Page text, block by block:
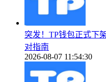
突发！TP钱包正式下
对指南
2026-08-07 11:54:30